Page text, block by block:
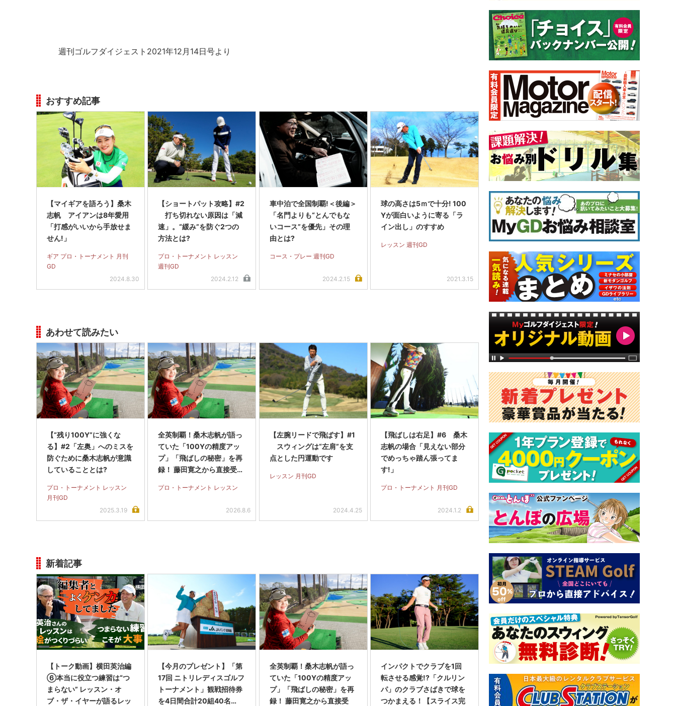
週刊ゴルフダイジェスト2021年12月14日号より
おすすめ記事
【マイギアを語ろう】桑木
志帆 アイアンは8年愛用
「打感がいいから手放せま
せん!」
ギア プロ・トーナメント 月刊
GD
2024.8.30
【ショートパット攻略】#2
打ち切れない原因は「減
速」。“緩み”を防ぐ2つの
方法とは?
プロ・トーナメント レッスン
週刊GD
2024.2.12
車中泊で全国制覇!＜後編＞
「名門よりも“とんでもな
いコース”を優先」その理
由とは?
コース・プレー 週刊GD
2024.2.15
球の高さは5ｍで十分! 100
Yが面白いように寄る「ラ
イン出し」のすすめ
レッスン 週刊GD
2021.3.15
あわせて読みたい
【“残り100Y”に強くな
る】#2「左奥」へのミスを
防ぐために桑木志帆が意識
していることとは?
プロ・トーナメント レッスン
月刊GD
2025.3.19
全英制覇！桑木志帆が語っ
ていた「100Yの精度アッ
プ」「飛ばしの秘密」を再
録！ 藤田寛之から直接受け
プロ・トーナメント レッスン
2026.8.6
【左腕リードで飛ばす】#1
スウィングは“左肩”を支
点とした円運動です
レッスン 月刊GD
2024.4.25
【飛ばしは右足】#6 桑木
志帆の場合「見えない部分
でめっちゃ踏ん張ってま
す!」
プロ・トーナメント 月刊GD
2024.1.2
新着記事
【トーク動画】横田英治編
⑥本当に役立つ練習は“つ
まらない” レッスン・オ
ブ・ザ・イヤーが語るレッ
【今月のプレゼント】「第
17回 ニトリレディスゴルフ
トーナメント」観戦招待券
を4日間合計20組40名…
全英制覇！桑木志帆が語っ
ていた「100Yの精度アッ
プ」「飛ばしの秘密」を再
録！ 藤田寛之から直接受
インパクトでクラブを1回
転させる感覚!?「クルリン
パ」のクラブさばきで球を
つかまえる！【スライス完